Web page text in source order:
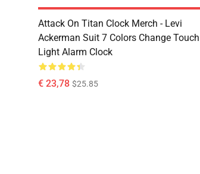
Attack On Titan Clock Merch - Levi
Ackerman Suit 7 Colors Change Touch
Light Alarm Clock
€ 23,78 $25.85